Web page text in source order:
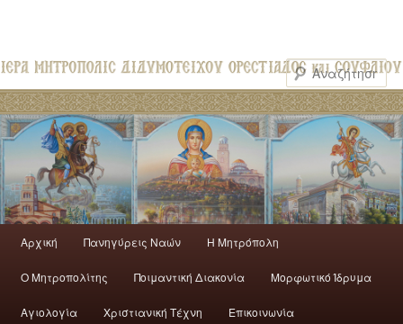
Αρχική Πανηγύρεις Ναών H Mητρόπολη
Ο Mητροπολίτης Ποιμαντική Διακονία Μορφωτικό Ίδρυμα
Αγιολογία Χριστιανική Τέχνη Επικοινωνία